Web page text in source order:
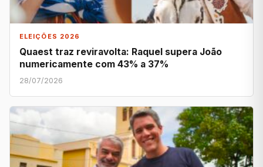
ELEIÇÕES 2026
Quaest traz reviravolta: Raquel supera João
numericamente com 43% a 37%
28/07/2026